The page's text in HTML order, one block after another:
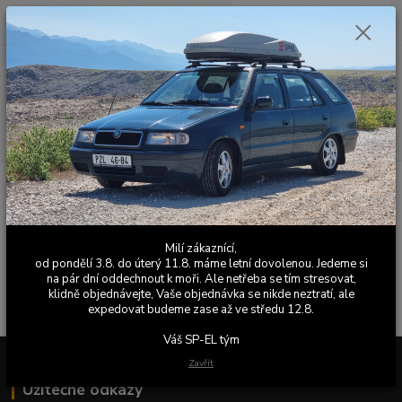
Menu
Hledat
Po - Pá 9:00 - 17:00
0,00 Kč
Úvod Výfuky Příslušenství Montážní materiál Spony ploché
Spony ploché
V této kategorii nebylo nalezeno žádné zboží.
Užitečné odkazy
Milí zákaznící,
od pondělí 3.8. do úterý 11.8. máme letní dovolenou. Jedeme si
na pár dní oddechnout k moři. Ale netřeba se tím stresovat,
klidně objednávejte, Vaše objednávka se nikde neztratí, ale
expedovat budeme zase až ve středu 12.8.
Váš SP-EL tým
Zavřít